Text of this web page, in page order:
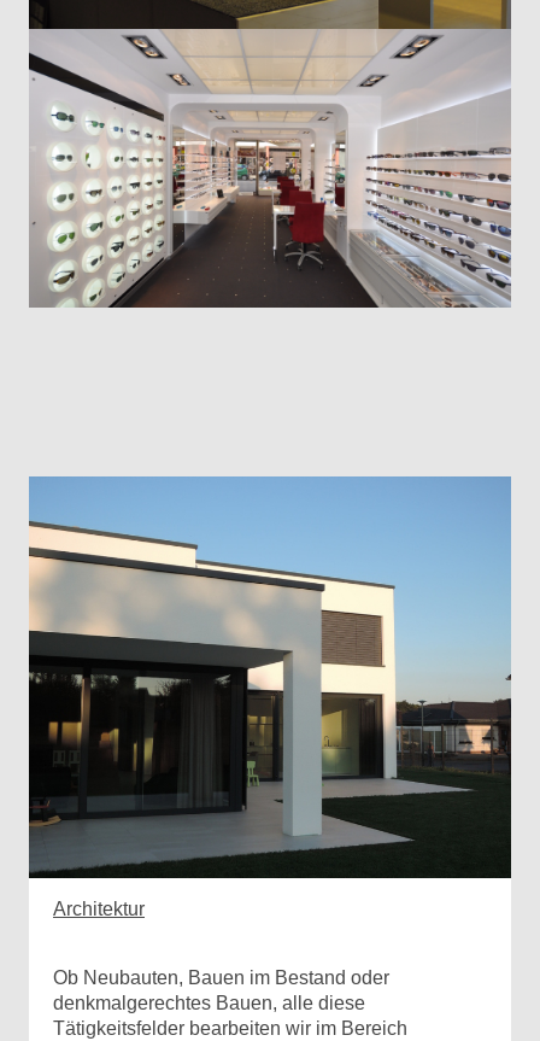
Architektur
Ob Neubauten, Bauen im Bestand oder
denkmalgerechtes Bauen, alle diese
Tätigkeitsfelder bearbeiten wir im Bereich